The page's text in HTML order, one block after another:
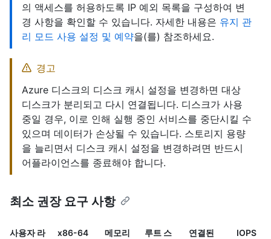
의 액세스를 허용하도록 IP 예외 목록을 구성하여 변
경 사항을 확인할 수 있습니다. 자세한 내용은 유지 관
리 모드 사용 설정 및 예약을(를) 참조하세요.
경고
Azure 디스크의 디스크 캐시 설정을 변경하면 대상
디스크가 분리되고 다시 연결됩니다. 디스크가 사용
중일 경우, 이로 인해 실행 중인 서비스를 중단시킬 수
있으며 데이터가 손상될 수 있습니다. 스토리지 용량
을 늘리면서 디스크 캐시 설정을 변경하려면 반드시
어플라이언스를 종료해야 합니다.
최소 권장 요구 사항
사용자 라
x86-64
메모리
루트 스
연결된
IOPS